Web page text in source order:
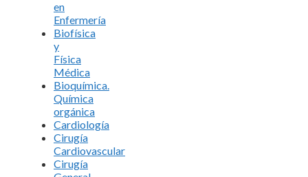
en
Enfermería
Biofísica
y
Física
Médica
Bioquímica.
Química
orgánica
Cardiología
Cirugía
Cardiovascular
Cirugía